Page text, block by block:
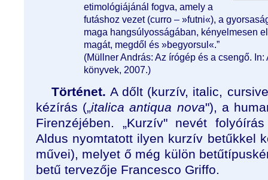
etimológiájánál fogva, amely a
futáshoz vezet (curro – »futni«), a
maga hangsúlyosságában, kényelmesen
magát, megdől és »begyorsul «.”
(Müllner András: Az írógép és a csengő.
könyvek, 2007.)
Történet.A dőlt (kurzív, italic,
kézírás („italica antiqua nova"), a
Firenzéjében. „Kurzív" nevét
Aldus nyomtatott ilyen kurzív betűkkel
művei), melyet ő még külön
betű tervezője Francesco Griffo.